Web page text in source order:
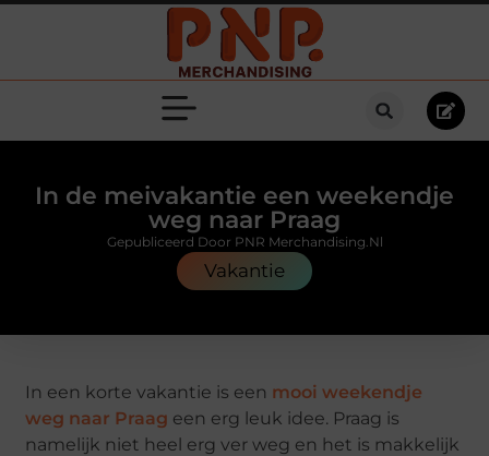
In de meivakantie een weekendje
weg naar Praag
Vakantie
Gepubliceerd Door PNR Merchandising.nl
In een korte vakantie is een mooi weekendje
weg naar Praag een erg leuk idee. Praag is
namelijk niet heel erg ver weg en het is makkelijk